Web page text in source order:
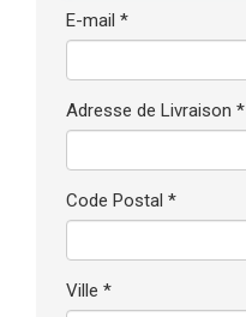
E-mail *
Adresse de Livraison *
Code Postal *
Ville *